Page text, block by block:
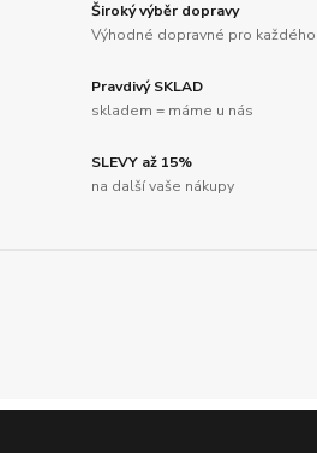
Široký výběr dopravy
Výhodné dopravné pro každého
Pravdivý SKLAD
skladem = máme u nás
SLEVY až 15%
na další vaše nákupy